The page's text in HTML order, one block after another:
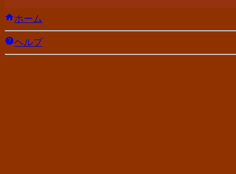
ホーム
ヘルプ